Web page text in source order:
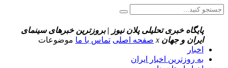
پایگاه خبری تحلیلی پلان نیوز | بروزترین خبرهای سینمای
ایران و جهان x صفحه اصلی تماس با ما موضوعات
اخبار
به روزترین اخبار ایران